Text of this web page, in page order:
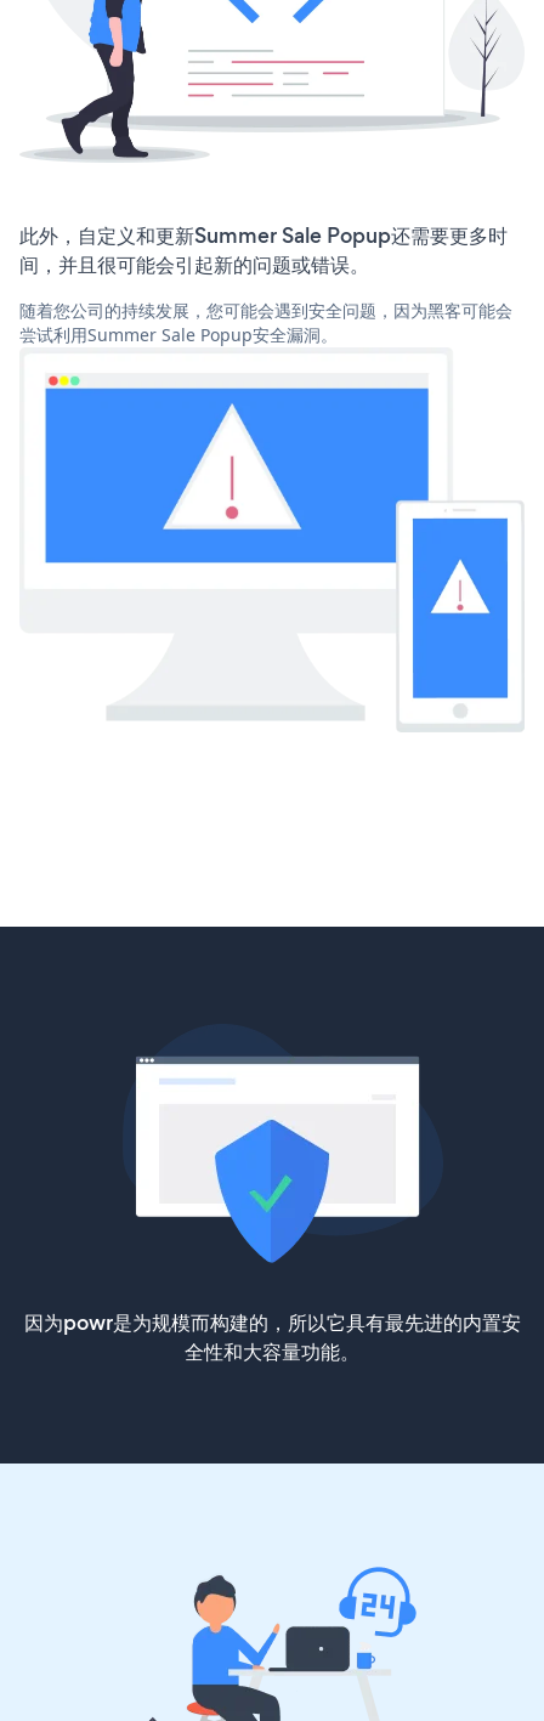
此外，自定义和更新Summer Sale Popup还需要更多时
间，并且很可能会引起新的问题或错误。
随着您公司的持续发展，您可能会遇到安全问题，因为黑客可能会
尝试利用Summer Sale Popup安全漏洞。
因为powr是为规模而构建的，所以它具有最先进的内置安
全性和大容量功能。